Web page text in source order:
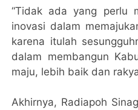
“Tidak ada yang perlu
inovasi dalam
karena itulah
dalam membangun
maju, lebih baik dan
Akhirnya, Radiapoh